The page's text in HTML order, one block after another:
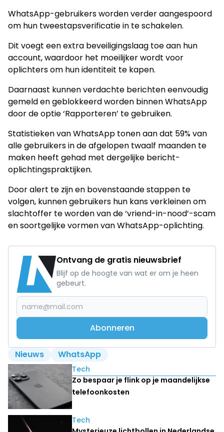
WhatsApp-gebruikers worden verder aangespoord
om hun tweestapsverificatie in te schakelen.
Dit voegt een extra beveiligingslaag toe aan hun
account, waardoor het moeilijker wordt voor
oplichters om hun identiteit te kapen.
Daarnaast kunnen verdachte berichten eenvoudig
gemeld en geblokkeerd worden binnen WhatsApp
door de optie ‘Rapporteren’ te gebruiken.
Statistieken van WhatsApp tonen aan dat 59% van
alle gebruikers in de afgelopen twaalf maanden te
maken heeft gehad met dergelijke bericht-
oplichtingspraktijken.
Door alert te zijn en bovenstaande stappen te
volgen, kunnen gebruikers hun kans verkleinen om
slachtoffer te worden van de ‘vriend-in-nood’-scam
en soortgelijke vormen van WhatsApp-oplichting.
Ontvang de gratis nieuwsbrief
Blijf op de hoogte van wat er om je heen
gebeurt.
Abonneren
Nieuws WhatsApp
Lees ook
Tech
Zo bespaar je flink op je maandelijkse
telefoonkosten
Tech